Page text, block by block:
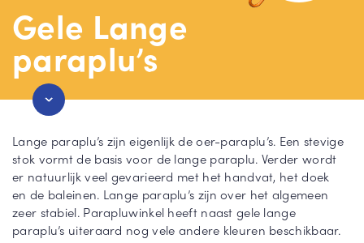
La
ng
e
pa
ra
u
Lu
xe
pa
ra
Bl
au
we
u
Zw
art
e
pa
Fal
M
ax
Fal
co
ne
NIEUW BINNEN
Gele Lange
paraplu’s
Lange paraplu’s zijn eigenlijk de oer-paraplu’s. Een stevige
stok vormt de basis voor de lange paraplu. Verder wordt
er natuurlijk veel gevarieerd met het handvat, het doek
en de baleinen. Lange paraplu’s zijn over het algemeen
zeer stabiel. Parapluwinkel heeft naast gele lange
paraplu’s uiteraard nog vele andere kleuren beschikbaar.